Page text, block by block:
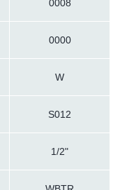
0008
0000
W
S012
1/2"